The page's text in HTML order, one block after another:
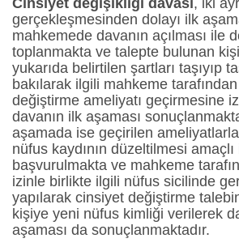
gerçekleşmesinden dolayı ilk
mahkemede davanın açılması ile
toplanmakta ve talepte bulunan
yukarıda belirtilen şartları taşıyıp
bakılarak ilgili mahkeme
değiştirme ameliyatı geçirmesine
davanın ilk aşaması
aşamada ise geçirilen
nüfus kaydının düzeltilmesi
başvurulmakta ve mahkeme
izinle birlikte ilgili nüfus sicilinde
yapılarak cinsiyet değiştirme
kişiye yeni nüfus kimliği verilerek
aşaması da sonuçlanmaktadır.